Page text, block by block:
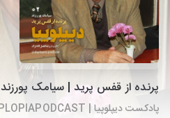
پرنده از قفس پرید | سیامک پورزند
پادکست دیپلوپیا | DIPLOPIAPODCAST